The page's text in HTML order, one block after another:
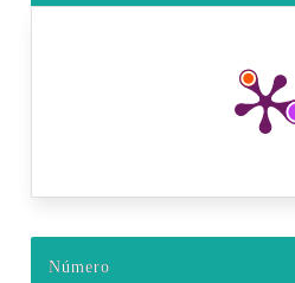
Número